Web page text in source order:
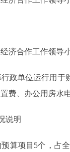
合作工作领导
单位运行用于
费、办公用房水
说明
项目5个，占全